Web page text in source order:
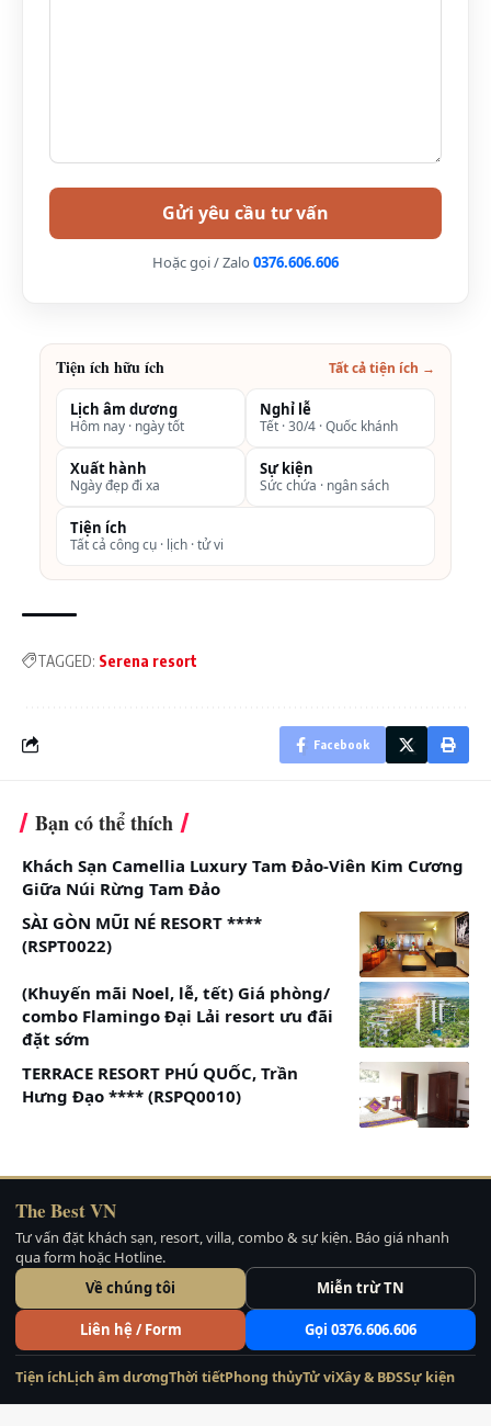
chính nguồn khoáng nóng tại Kim Bôi và bể tắm
mát
Serena Spa cung cấp 04 gói dịch vụ tùy theo nhu cầu
của mỗi người, mỗi gói là sự kết hợp hoàn hảo giữa
các phương pháp trị liệu khác nhau: Tắm sục, xông
khô, xông ướt, massage body.
Lưu ý: Chương trình khuyến mãi/ giá có thể thay
đổi tuỳ thời điểm, tình trạng, quý khách có nhu cầu
vui lòng liên hệ:
Xem thêm thông tin:
Serena-Kim Bôi-Hòa Bình
Hoặc gọi / Zalo 0376.606.606
Tiện ích hữu ích Tất cả tiện ích →
Lịch âm dương
Hôm nay · ngày tốt
Nghỉ lễ
Tết · 30/4 · Quốc khánh
Xuất hành
Ngày đẹp đi xa
Sự kiện
Sức chứa · ngân sách
Tiện ích
Tất cả công cụ · lịch · tử vi
TAGGED: Serena resort
Facebook
Bạn có thể thích
Khách Sạn Camellia Luxury Tam Đảo-Viên Kim Cương
Giữa Núi Rừng Tam Đảo
SÀI GÒN MŨI NÉ RESORT ****
(RSPT0022)
(Khuyến mãi Noel, lễ, tết) Giá phòng/
combo Flamingo Đại Lải resort ưu đãi
đặt sớm
TERRACE RESORT PHÚ QUỐC, Trần
Hưng Đạo **** (RSPQ0010)
The Best VN
Tư vấn đặt khách sạn, resort, villa, combo & sự kiện. Báo giá nhanh
qua form hoặc Hotline.
Về chúng tôi
Miễn trừ TN
Liên hệ / Form Gọi 0376.606.606
Tiện íchLịch âm dươngThời tiếtPhong thủyTử viXây & BĐSSự kiện